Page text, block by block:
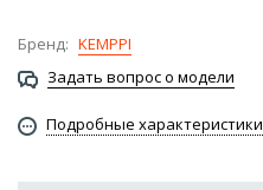
Бренд: KEMPPI
Задать вопрос о модели
Подробные характеристики